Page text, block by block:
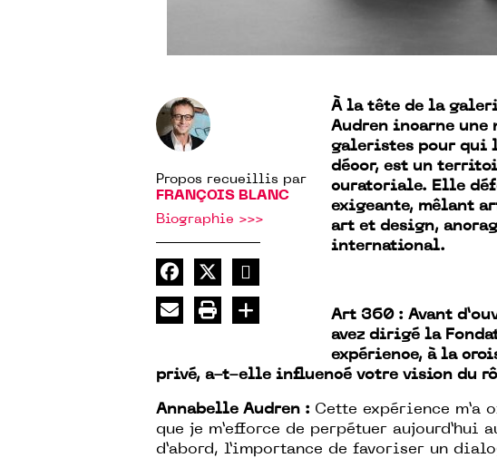
Propos recueillis par
FRANÇOIS BLANC
Biographie >>>
À la tête de la
Audren incarne une
galeristes pour qui
décor, est un
curatoriale. Elle
exigeante, mêlant
art et design,
international.
Art 360 :Avant
avez dirigé la
expérience, à la
privé, a-t-elle influencé votre vision du
Annabelle Audren : Cette expérience m’a
que je m’efforce de perpétuer aujourd’hui
d’abord, l’importance de favoriser un